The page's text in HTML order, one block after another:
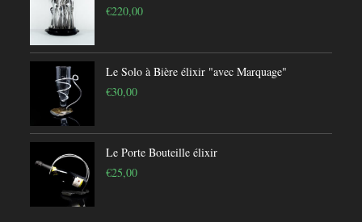
€220,00
Le Solo à Bière élixir "avec Marquage"
€30,00
Le Porte Bouteille élixir
€25,00